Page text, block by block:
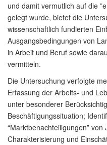
und damit vermutlich auf die
gelegt wurde, bietet die
wissenschaftlich fundierten
Ausgangsbedingungen von
in Arbeit und Beruf sowie
vermitteln.
Die Untersuchung verfolgte
Erfassung der Arbeits- und
unter besonderer
Beschäftigungssituation;
“Marktbenachteiligungen”
Charakterisierung und